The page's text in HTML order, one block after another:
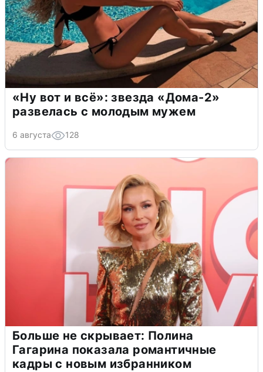
«Ну вот и всё»: звезда «Дома-2»
развелась с молодым мужем
6 августа 128
Больше не скрывает: Полина
Гагарина показала романтичные
кадры с новым избранником